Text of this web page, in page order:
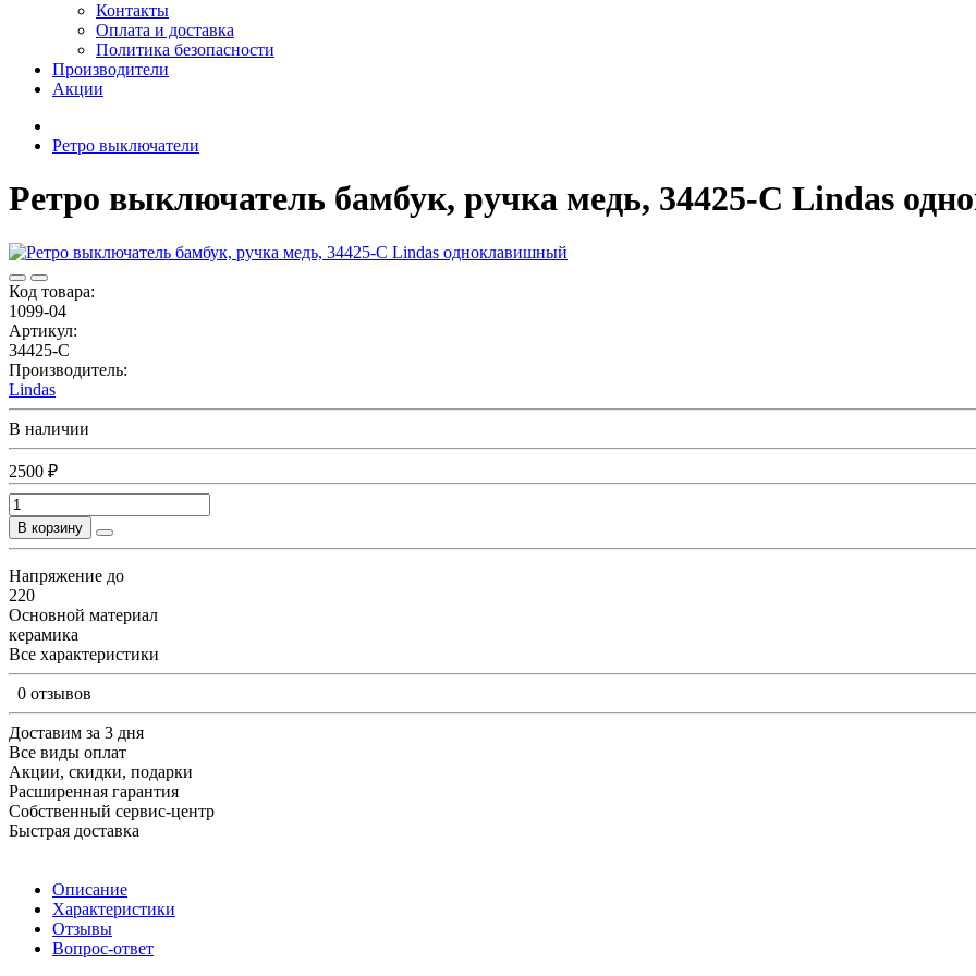
Контакты
Оплата и доставка
Политика безопасности
Производители
Акции
Ретро выключатели
Ретро выключатель бамбук, ручка медь, 34425-C Lindas
Код товара:
1099-04
Артикул:
34425-C
Производитель:
Lindas
В наличии
2500 ₽
В корзину
Напряжение до
220
Основной материал
керамика
Все характеристики
0 отзывов
Доставим за 3 дня
Все виды оплат
Акции, скидки, подарки
Расширенная гарантия
Собственный сервис-центр
Быстрая доставка
Описание
Характеристики
Отзывы
Вопрос-ответ